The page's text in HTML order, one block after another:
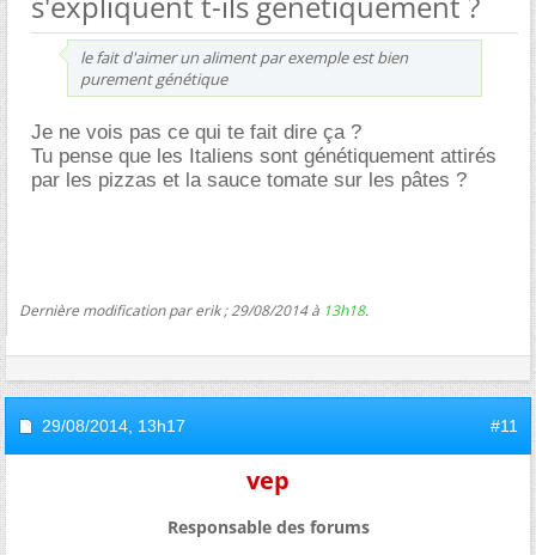
le fait d'aimer un aliment par exemple est bien
purement génétique
Je ne vois pas ce qui te fait dire ça ?
Tu pense que les Italiens sont génétiquement attirés
par les pizzas et la sauce tomate sur les pâtes ?
Dernière modification par erik ; 29/08/2014 à 13h18.
29/08/2014, 13h17 #11
vep
Responsable des forums